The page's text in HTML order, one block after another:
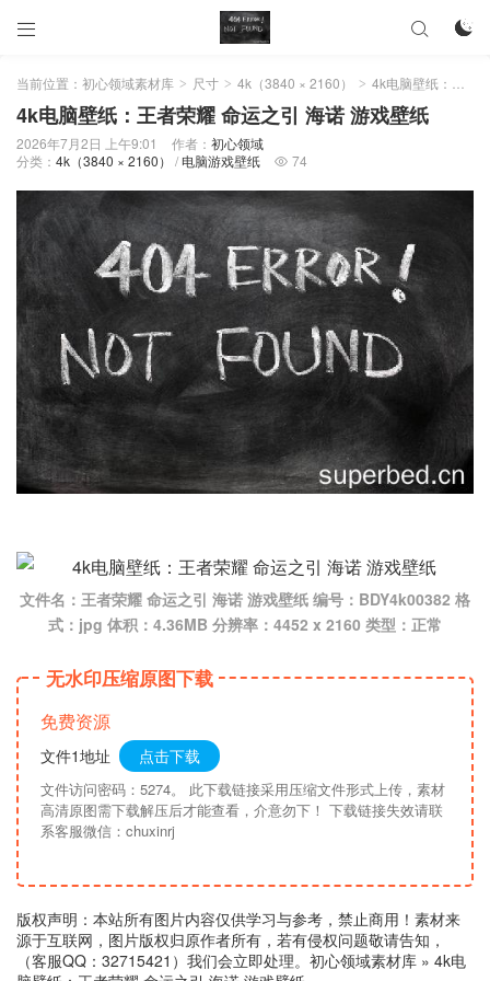
 

当前位置： 初心领域素材库 > 尺寸 > 4k（3840 × 2160） > 4k电脑壁纸：王者荣耀 命运之引 海诺 游戏壁纸
4k电脑壁纸：王者荣耀 命运之引 海诺 游戏壁纸
2026年7月2日 上午9:01 作者： 初心领域
分类： 4k（3840 × 2160） / 电脑游戏壁纸  74
文件名：王者荣耀 命运之引 海诺 游戏壁纸 编号：BDY4k00382 格
式：jpg 体积：4.36MB 分辨率：4452 x 2160 类型：正常
无水印压缩原图下载
免费资源
文件1地址 点击下载
文件访问密码：5274。 此下载链接采用压缩文件形式上传，素材
高清原图需下载解压后才能查看，介意勿下！ 下载链接失效请联
系客服微信：chuxinrj
版权声明：本站所有图片内容仅供学习与参考，禁止商用！素材来
源于互联网，图片版权归原作者所有，若有侵权问题敬请告知，
（客服QQ：32715421）我们会立即处理。 初心领域素材库 » 4k电